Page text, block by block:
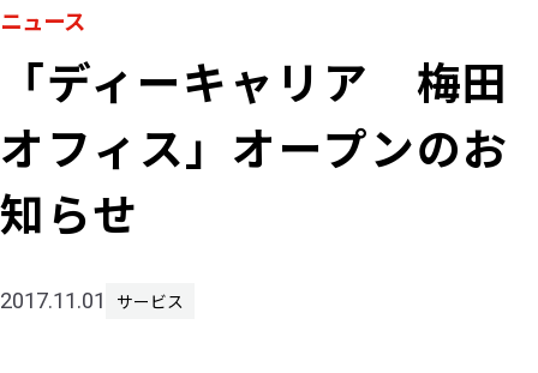
店舗運
（直営
環境イ
機械校
ニュース
「ディーキャリア 梅田
オフィス」オープンのお
知らせ
2017.11.01 サービス